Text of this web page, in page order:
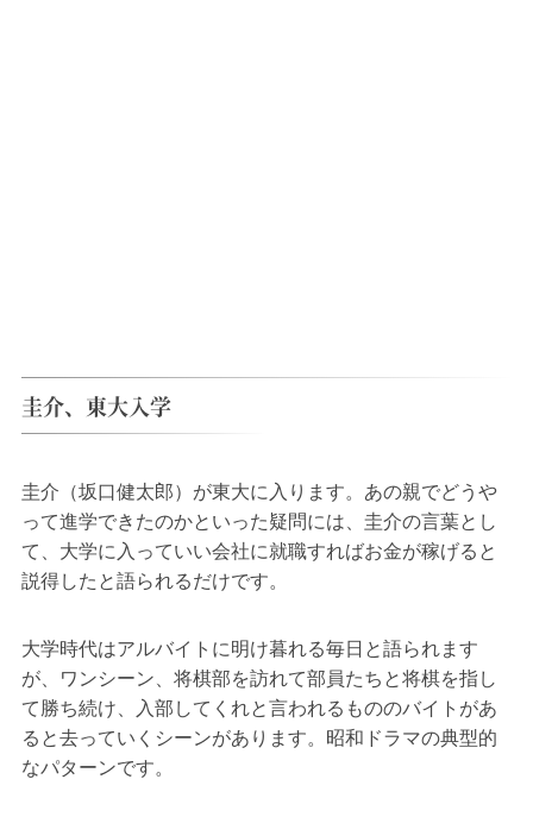
圭介、東大入学
圭介（坂口健太郎）が東大に入ります。あの親でどうや
って進学できたのかといった疑問には、圭介の言葉とし
て、大学に入っていい会社に就職すればお金が稼げると
説得したと語られるだけです。
大学時代はアルバイトに明け暮れる毎日と語られます
が、ワンシーン、将棋部を訪れて部員たちと将棋を指し
て勝ち続け、入部してくれと言われるもののバイトがあ
ると去っていくシーンがあります。昭和ドラマの典型的
なパターンです。